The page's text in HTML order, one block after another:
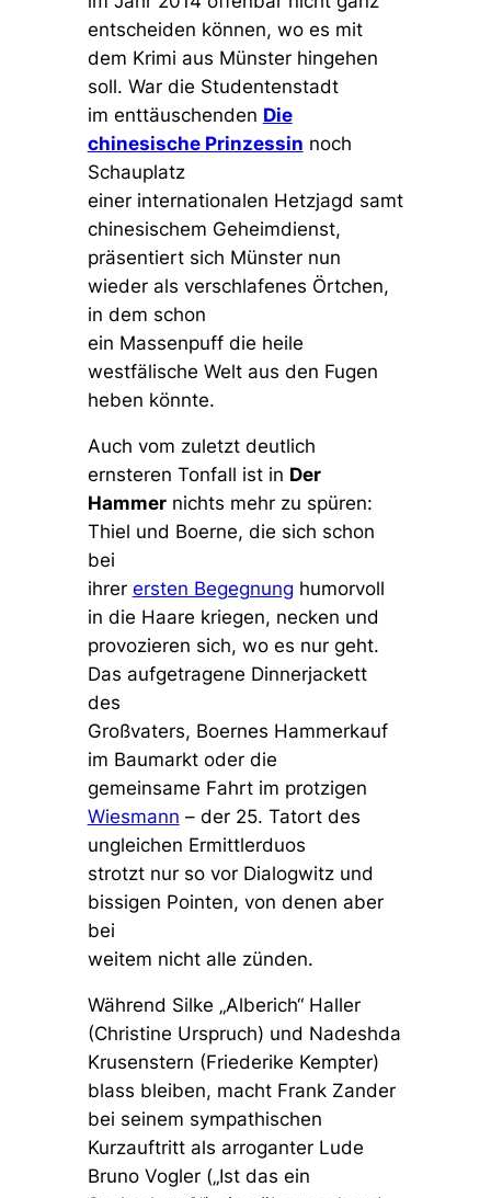
entscheiden können, wo es mit
dem Krimi aus Münster hingehen
soll. War die Studentenstadt
im enttäuschenden Die
chinesische Prinzessin noch
Schauplatz
einer internationalen Hetzjagd samt
chinesischem Geheimdienst,
präsentiert sich Münster nun
wieder als verschlafenes Örtchen,
in dem schon
ein Massenpuff die heile
westfälische Welt aus den Fugen
heben könnte.
Auch vom zuletzt deutlich
ernsteren Tonfall ist in Der
Hammernichts mehr zu spüren:
Thiel und Boerne, die sich schon
bei
ihrer ersten Begegnung humorvoll
in die Haare kriegen, necken und
provozieren sich, wo es nur geht.
Das aufgetragene Dinnerjackett
des
Großvaters, Boernes Hammerkauf
im Baumarkt oder die
gemeinsame Fahrt im protzigen
Wiesmann – der 25. Tatort des
ungleichen Ermittlerduos
strotzt nur so vor Dialogwitz und
bissigen Pointen, von denen aber
bei
weitem nicht alle zünden.
Während Silke „Alberich“ Haller
(Christine Urspruch) und Nadeshda
Krusenstern (Friederike Kempter)
blass bleiben, macht Frank Zander
bei seinem sympathischen
Kurzauftritt als arroganter Lude
Bruno Vogler („Ist das ein